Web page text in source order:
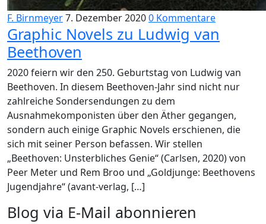
F. Birnmeyer7. Dezember 20200 Kommentare
Graphic Novels zu Ludwig van
Beethoven
2020 feiern wir den 250. Geburtstag von Ludwig van
Beethoven. In diesem Beethoven-Jahr sind nicht nur
zahlreiche Sondersendungen zu dem
Ausnahmekomponisten über den Äther gegangen,
sondern auch einige Graphic Novels erschienen, die
sich mit seiner Person befassen. Wir stellen
„Beethoven: Unsterbliches Genie“ (Carlsen, 2020) von
Peer Meter und Rem Broo und „Goldjunge: Beethovens
Jugendjahre“ (avant-verlag, […]
Blog via E-Mail abonnieren